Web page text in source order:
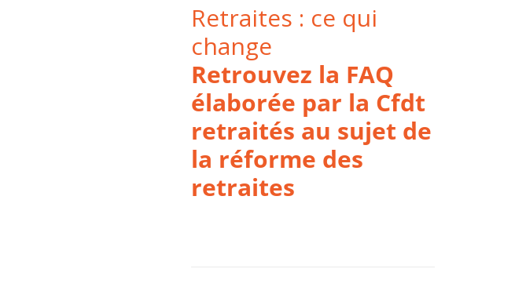
Retraites : ce qui
change
Retrouvez la FAQ
élaborée par la Cfdt
retraités au sujet de
la réforme des
retraites